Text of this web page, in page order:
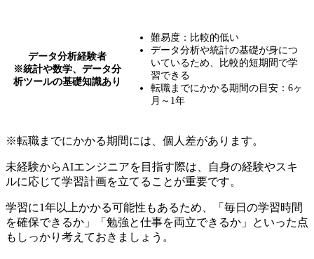
データ分析経験者
※統計や数学、データ分
析ツールの基礎知識あり
難易度：比較的低い
データ分析や統計の基礎が身につ
いているため、比較的短期間で学
習できる
転職までにかかる期間の目安：6ヶ
月～1年
※転職までにかかる期間には、個人差があります。
未経験からAIエンジニアを目指す際は、自身の経験やスキ
ルに応じて学習計画を立てることが重要です。
学習に1年以上かかる可能性もあるため、
「毎日の学習時間
を確保できるか」「勉強と仕事を両立できるか」といった点
もしっかり考えておきましょう。